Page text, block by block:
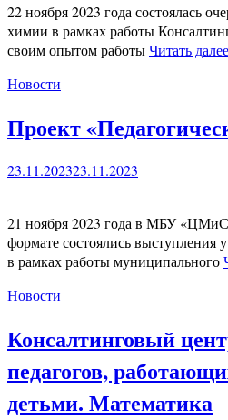
22 ноября 2023 года состоялась
химии в рамках работы
своим опытом работыЧитать далее
Новости
Проект
23.11.202323.11.2023
21 ноября 2023 года в МБУ
формате состоялись выступления
в рамках работы муниципального
Новости
Консалтинговый
педагогов,
детьми. Математика